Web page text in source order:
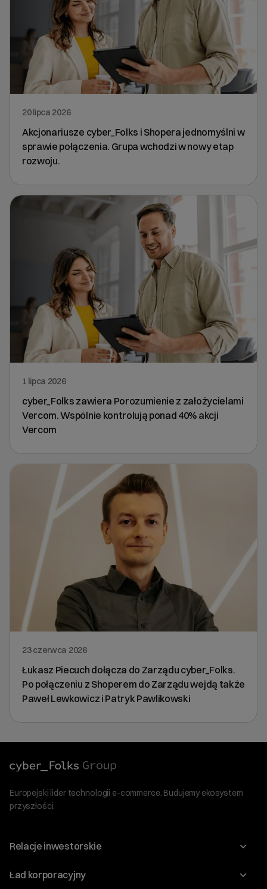
20 lipca 2026
Akcjonariusze cyber_Folks i Shopera jednomyślni w
sprawie połączenia. Grupa wchodzi w nowy etap
rozwoju.
1 lipca 2026
cyber_Folks zawiera Porozumienie z założycielami
Vercom. Wspólnie kontrolują ponad 40% akcji
Vercom
23 czerwca 2026
Łukasz Piecuch dołącza do Zarządu cyber_Folks.
Po połączeniu z Shoperem do Zarządu wejdą także
Paweł Lewkowicz i Patryk Pawlikowski
Europejski lider technologii e-commerce. Budujemy ekosystem
przyszłości.
Relacje inwestorskie
Raporty
Ład korporacyjny